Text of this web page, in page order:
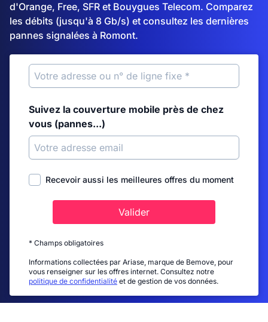
d'Orange, Free, SFR et Bouygues Telecom. Comparez
les débits (jusqu'à 8 Gb/s) et consultez les dernières
pannes signalées à Romont.
Suivez la couverture mobile près de chez
vous (pannes...)
Recevoir aussi les meilleures offres du moment
Valider
* Champs obligatoires
Informations collectées par Ariase, marque de Bemove, pour
vous renseigner sur les offres internet. Consultez notre
politique de confidentialité et de gestion de vos données.